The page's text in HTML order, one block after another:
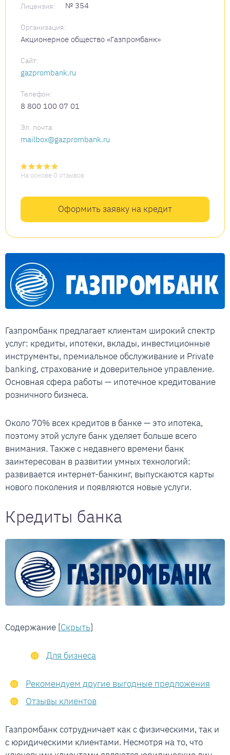
Лицензия: № 354
Организация:
Акционерное общество «Газпромбанк»
Сайт:
gazprombank.ru
Телефон:
8 800 100 07 01
Эл. почта:
mailbox@gazprombank.ru
На основе 0 отзывов
Оформить заявку на кредит
Газпромбанк предлагает клиентам широкий спектр
услуг: кредиты, ипотеки, вклады, инвестиционные
инструменты, премиальное обслуживание и Private
banking, страхование и доверительное управление.
Основная сфера работы — ипотечное кредитование
розничного бизнеса.
Около 70% всех кредитов в банке — это ипотека,
поэтому этой услуге банк уделяет больше всего
внимания. Также с недавнего времени банк
заинтересован в развитии умных технологий:
развивается интернет-банкинг, выпускаются карты
нового поколения и появляются новые услуги.
Кредиты банка
Содержание [Скрыть]
Для бизнеса
Рекомендуем другие выгодные предложения
Отзывы клиентов
Газпромбанк сотрудничает как с физическими, так и
с юридическими клиентами. Несмотря на то, что